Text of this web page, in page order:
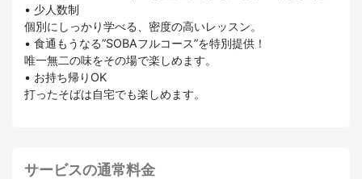
• 少人数制
個別にしっかり学べる、密度の高いレッスン。
• 食通もうなる”SOBAフルコース”を特別提供！
唯一無二の味をその場で楽しめます。
• お持ち帰りOK
打ったそばは自宅でも楽しめます。
サービスの通常料金